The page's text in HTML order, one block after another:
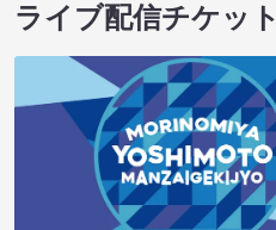
ライブ配信チケット